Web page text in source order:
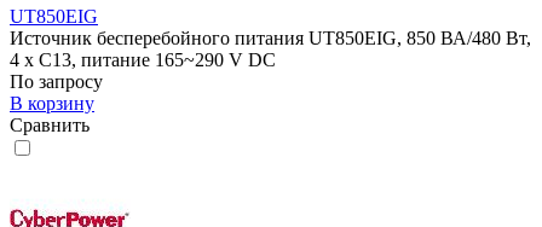
UT850EIG
Источник бесперебойного питания UT850EIG, 850 ВА/480 Вт,
4 х C13, питание 165~290 V DC
По запросу
В корзину
Сравнить